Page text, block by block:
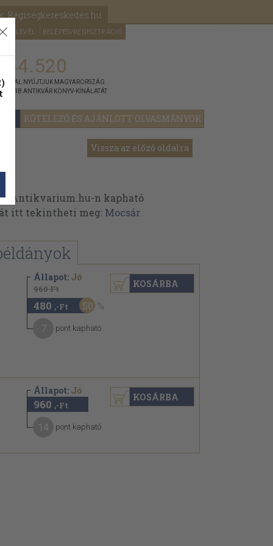
Régiségkereskedés.hu
HÍRLEVÉL BELÉPÉS/REGISZTRÁCIÓ
KÖTELEZŐ ÉS AJÁNLOTT OLVASMÁNYOK
NYÚJTJUK MAGYARORSZÁG
ANTIKVÁR KÖNYV-KÍNÁLATÁT
Vissza az előző oldalra
Antikvarium.hu-n kapható
itt tekintheti meg: Mocsár
Állapot: Jó
960 Ft
480 ,-Ft 50
pont kapható
KOSÁRBA
Állapot: Jó
960 ,-Ft
pont kapható
KOSÁRBA